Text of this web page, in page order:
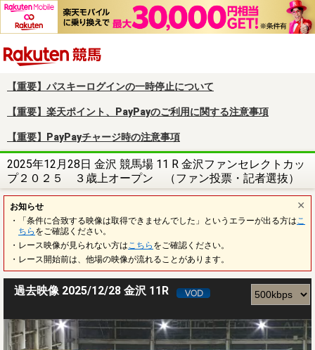
【重要】パスキーログインの一時停止について
【重要】楽天ポイント、PayPayのご利用に関する注意事項
【重要】PayPayチャージ時の注意事項
2025年12月28日 金沢 競馬場 11 R 金沢ファンセレクトカッ
プ２０２５ ３歳上オープン （ファン投票・記者選抜）
お知らせ
・「条件に合致する映像は取得できませんでした」というエラーが出る方は こ
ちら をご確認ください。
・レース映像が見られない方は こちら をご確認ください。
・レース開始前は、他場の映像が流れることがあります。
過去映像 2025/12/28 金沢 11R